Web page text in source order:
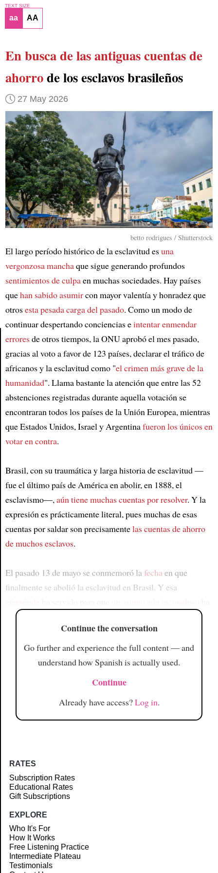
Article
TEXT SIZE
aa AA
En busca de las antiguas cuentas de
ahorrode los esclavos brasileños
27 May 2026
betto rodrigues / Shutterstock
El largo período histórico de la esclavitud esuna
vergonzosa manchaque sigue generando profundos
sentimientos de culpaen muchas sociedades. Hay países
quehan sabido asumircon mayor valentía y honradez que
otrosesta pesada carga del pasado. Como un modo de
continuar despertando conciencias eintentar enmendar
erroresde otros tiempos, la ONU aprobó el mes pasado,
gracias al voto a favor de 123 países, declarar el tráfico de
africanos y la esclavitud como "el crimen más grave de la
humanidad". Llama bastante la atención que entre las 52
abstenciones registradas durante aquella votación se
encontraran todos los países de la Unión Europea, mientras
que Estados Unidos, Israel y Argentinafueron los únicos en
votar en contra.
Brasil, con su traumática y larga historia de esclavitud —
fue el último país de América en abolir, en 1888, el
esclavismo—,aún tiene muchas cuentas por resolver. Y la
expresión es prácticamente literal, pues muchas de esas
cuentas por saldar son precisamentelas cuentas de ahorro
de muchos esclavos.
El pasado 13 de mayo se conmemoró lafechaen que
finalmente se abolió la esclavitud en Brasil. Y esa
Continue the conversation
Go further and experience the full content — and
understand how Spanish is actually used.
Continue
Already have access?Log in.
RATES
Subscription Rates
Educational Rates
Gift Subscriptions
EXPLORE
Who It's For
How It Works
Free Listening Practice
Intermediate Plateau
Testimonials